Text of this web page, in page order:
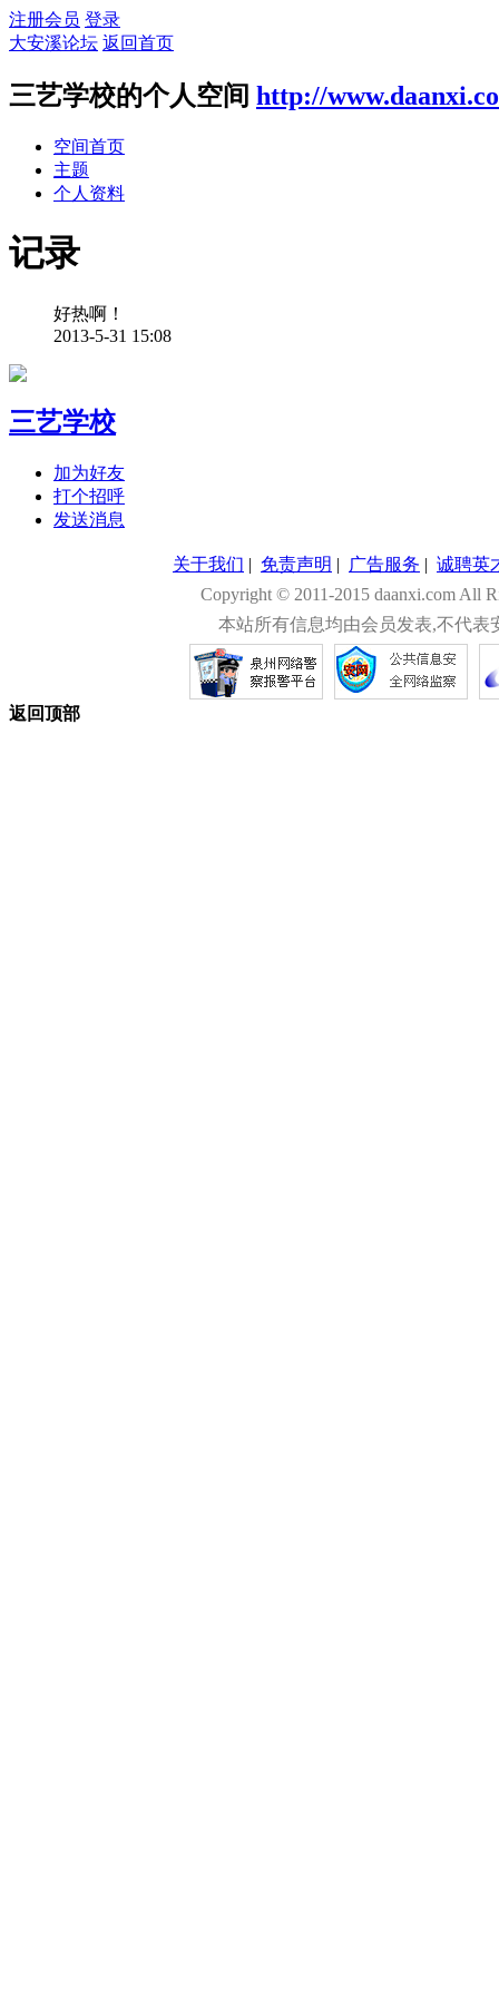
注册会员 登录
大安溪论坛 返回首页
三艺学校的个人空间 http://
空间首页
主题
个人资料
记录
好热啊！
2013-5-31 15:08
三艺学校
加为好友
打个招呼
发送消息
关于我们 | 免责声明 | 广告服务 | 诚聘英
Copyright © 2011-2015 daanxi.com All
本站所有信息均由会员发表,不代
返回顶部